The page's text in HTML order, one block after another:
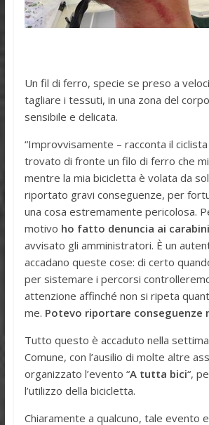
Un fil di ferro, specie se preso a
tagliare i tessuti, in una zona del
sensibile e delicata.
“Improvvisamente – racconta il
trovato di fronte un filo di ferro che
mentre la mia bicicletta è volata da
riportato gravi conseguenze, per
una cosa estremamente pericolosa.
motivo ho fatto denuncia ai
avvisato gli amministratori. È un
accadano queste cose: di certo
per sistemare i percorsi
attenzione affinché non si ripeta
me. Potevo riportare conseguenze
Tutto questo è accaduto nella
Comune, con l’ausilio di molte altre
organizzato l’evento “A tutta bici“,
l’utilizzo della bicicletta.
Chiaramente a qualcuno, tale evento